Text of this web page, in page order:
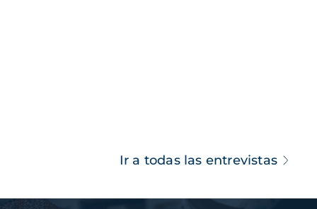
Ir a todas las entrevistas